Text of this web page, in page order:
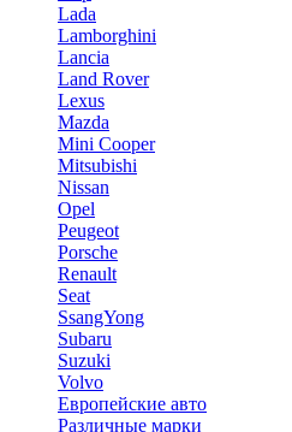
Lada
Lamborghini
Lancia
Land Rover
Lexus
Mazda
Mini Cooper
Mitsubishi
Nissan
Opel
Peugeot
Porsche
Renault
Seat
SsangYong
Subaru
Suzuki
Volvo
Европейские авто
Различные марки